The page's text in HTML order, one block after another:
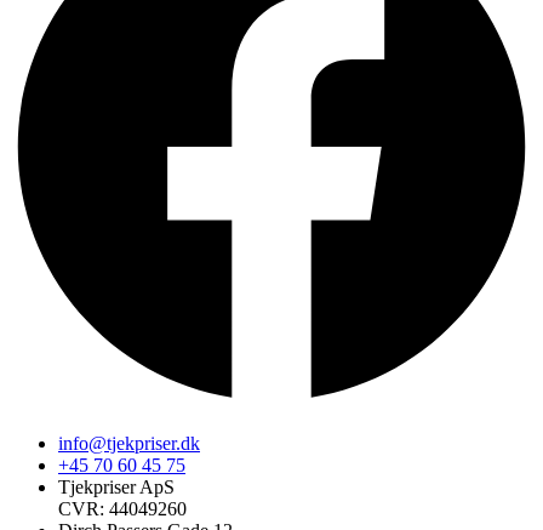
info@tjekpriser.dk
+45 70 60 45 75
Tjekpriser ApS
CVR: 44049260